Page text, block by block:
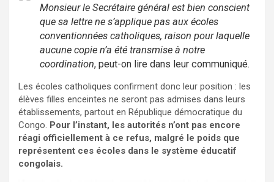
Monsieur le Secrétaire général est bien conscient
que sa lettre ne s’applique pas aux écoles
conventionnées catholiques, raison pour laquelle
aucune copie n’a été transmise à notre
coordination, peut-on lire dans leur communiqué.
Les écoles catholiques confirment donc leur position : les
élèves filles enceintes ne seront pas admises dans leurs
établissements, partout en République démocratique du
Congo. Pour l’instant, les autorités n’ont pas encore
réagi officiellement à ce refus, malgré le poids que
représentent ces écoles dans le système éducatif
congolais.